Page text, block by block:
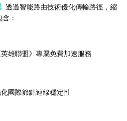
透過智能路由技術優化傳輸路徑，縮
：
雄聯盟》專屬免費加速服務
國際節點連線穩定性